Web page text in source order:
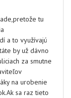
tu
a to využívajú
by už dávno
za smutne
na urobenie
sa raz tieto